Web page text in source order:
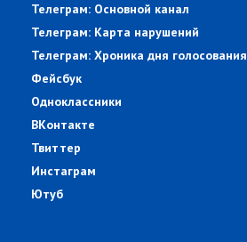
Телеграм: Основной канал
Телеграм: Карта нарушений
Телеграм: Хроника дня голосования
Фейсбук
Одноклассники
ВКонтакте
Твиттер
Инстаграм
Ютуб